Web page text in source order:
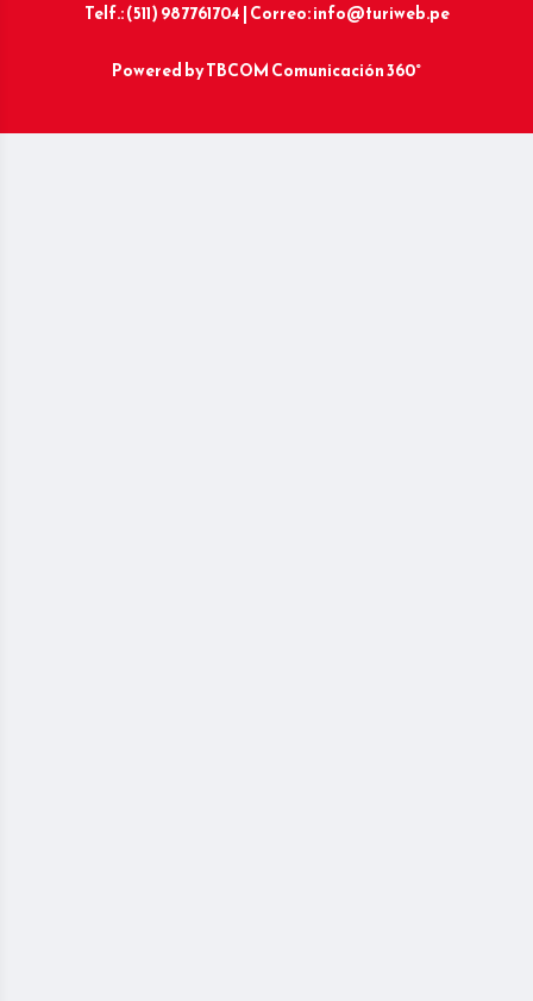
Telf.: (511) 987761704 | Correo: info@turiweb.pe
Powered byTBCOM Comunicación 360°